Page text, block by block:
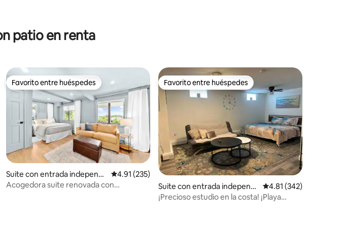
4.85 de 5; 178 evaluaciones
patio en renta
Favorito entre huéspedes
Favorito entre huéspedes
Suite con entrada independi
ente en Roslindale
Calificación promedio: 4.91 de 5; 235 evaluaciones
4.91 (235)
Acogedora suite renovada con
Favorito entre huéspedes
Favorito entre huéspedes
Suite con entrada independi
ente en Weymouth
Calificación promedio:
4.81 (342)
¡Precioso estudio en la costa! ¡Playa